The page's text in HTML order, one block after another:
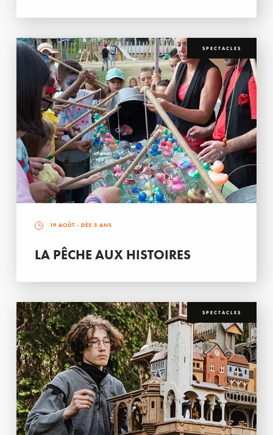
SPECTACLES
19 AOÛT - DÈS 3 ANS
LA PÊCHE AUX HISTOIRES
SPECTACLES